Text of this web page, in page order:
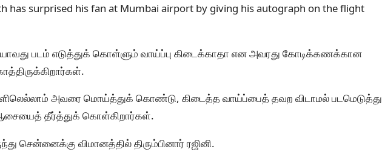
has surprised his fan at Mumbai airport by giving his autograph on the flight
படம் எடுத்துக் கொள்ளும் வாய்ப்பு கிடைக்காதா என அவரது கோடிக்கணக்கான
அவரை மொய்த்துக் கொண்டு, கிடைத்த வாய்ப்பைத் தவற விடாமல் படமெடுத்து
தீர்த்துக் கொள்கிறார்கள்.
சென்னைக்கு விமானத்தில் திரும்பினார் ரஜினி.